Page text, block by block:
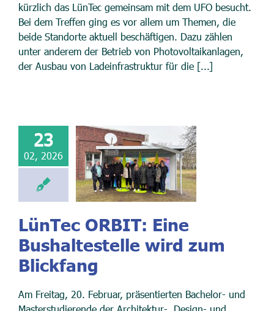
kürzlich das LünTec gemeinsam mit dem UFO besucht.
Bei dem Treffen ging es vor allem um Themen, die
beide Standorte aktuell beschäftigen. Dazu zählen
unter anderem der Betrieb von Photovoltaikanlagen,
der Ausbau von Ladeinfrastruktur für die [...]
23
02, 2026
LünTec ORBIT: Eine
Bushaltestelle wird zum
Blickfang
Am Freitag, 20. Februar, präsentierten Bachelor- und